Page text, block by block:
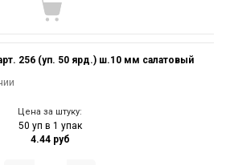
256 (уп. 50 ярд.) ш.10 мм салатовый
Цена за штуку:
50 уп в 1 упак
4.44 руб